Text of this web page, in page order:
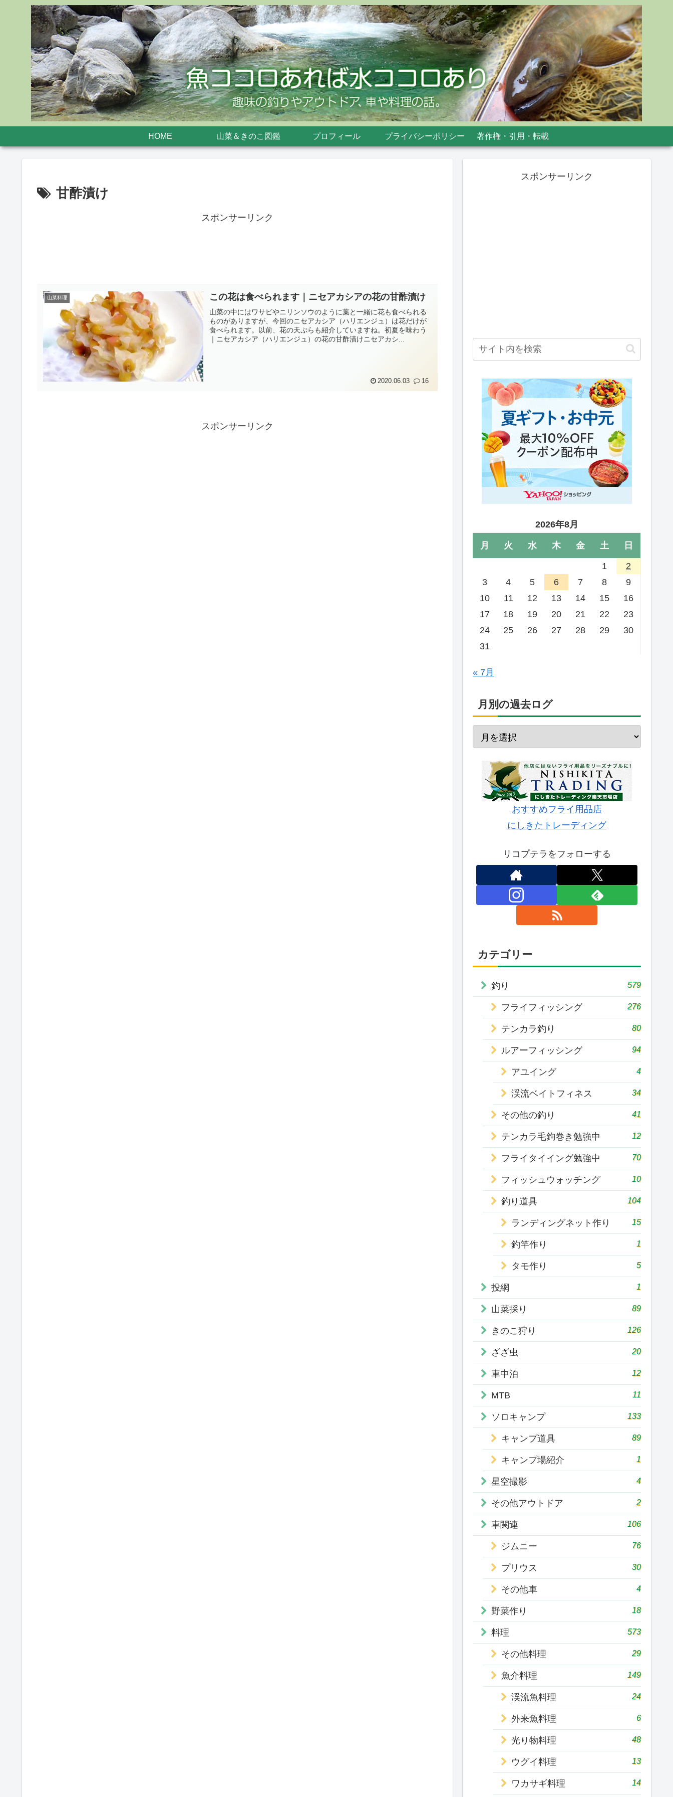
HOME 山菜＆きのこ図鑑 プロフィール プライバシーポリシー 著作権・引用・転載
甘酢漬け
スポンサーリンク
山菜料理 この花は食べられます｜ニセアカシアの花の甘酢漬け
山菜の中にはワサビやニリンソウのように葉と一緒に花も食べられる
ものがありますが、今回のニセアカシア（ハリエンジュ）は花だけが
食べられます。以前、花の天ぷらも紹介していますね。初夏を味わう
｜ニセアカシア（ハリエンジュ）の花の甘酢漬けニセアカシ...
2020.06.03 16
スポンサーリンク
スポンサーリンク
2026年8月
月 火 水 木 金 土 日
1
2
3
4 5 6 7 8
9
10
11 12 13 14 15
16
17
18 19 20 21 22
23
24
25 26 27 28 29
30
31
« 7月
月別の過去ログ
おすすめフライ用品店
にしきたトレーディング
リコプテラをフォローする
カテゴリー
釣り 579
フライフィッシング 276
テンカラ釣り 80
ルアーフィッシング 94
アユイング 4
渓流ベイトフィネス 34
その他の釣り 41
テンカラ毛鉤巻き勉強中 12
フライタイイング勉強中 70
フィッシュウォッチング 10
釣り道具 104
ランディングネット作り 15
釣竿作り 1
タモ作り 5
投網 1
山菜採り 89
きのこ狩り 126
ざざ虫 20
車中泊 12
MTB 11
ソロキャンプ 133
キャンプ道具 89
キャンプ場紹介 1
星空撮影 4
その他アウトドア 2
車関連 106
ジムニー 76
プリウス 30
その他車 4
野菜作り 18
料理 573
その他料理 29
魚介料理 149
渓流魚料理 24
外来魚料理 6
光り物料理 48
ウグイ料理 13
ワカサギ料理 14